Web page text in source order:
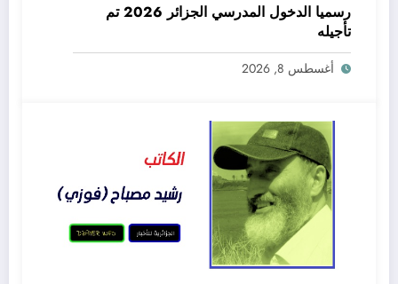
رسميا الدخول المدرسي الجزائر 2026 تم
تأجيله
أغسطس 8, 2026